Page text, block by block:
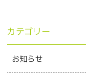
カテゴリー
お知らせ